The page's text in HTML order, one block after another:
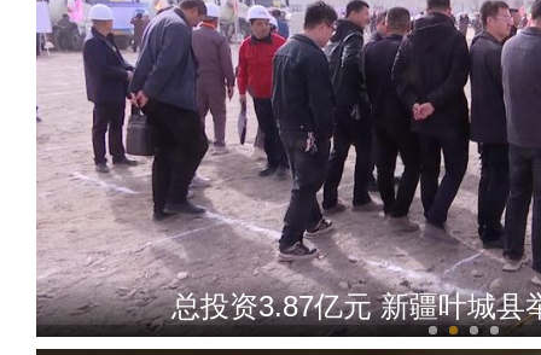
总投资3.87亿元 新疆叶城县